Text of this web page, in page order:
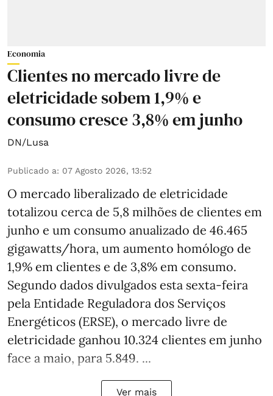
Economia
Clientes no mercado livre de
eletricidade sobem 1,9% e
consumo cresce 3,8% em junho
DN/Lusa
Publicado a: 07 Agosto 2026, 13:52
O mercado liberalizado de eletricidade
totalizou cerca de 5,8 milhões de clientes em
junho e um consumo anualizado de 46.465
gigawatts/hora, um aumento homólogo de
1,9% em clientes e de 3,8% em consumo.
Segundo dados divulgados esta sexta-feira
pela Entidade Reguladora dos Serviços
Energéticos (ERSE), o mercado livre de
eletricidade ganhou 10.324 clientes em junho
face a maio, para 5.849. ...
Ver mais